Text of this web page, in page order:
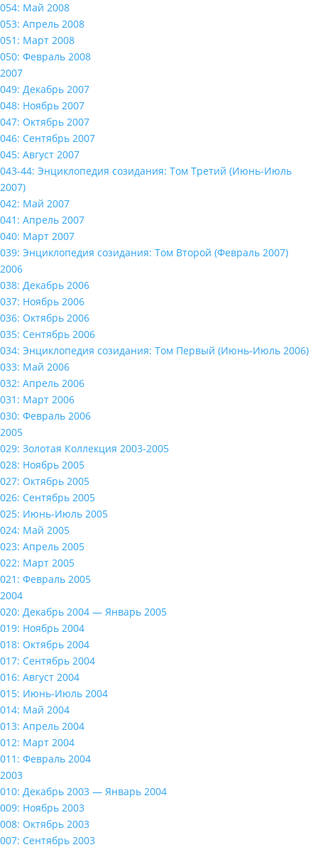
054: Май 2008
053: Апрель 2008
051: Март 2008
050: Февраль 2008
2007
049: Декабрь 2007
048: Ноябрь 2007
047: Октябрь 2007
046: Сентябрь 2007
045: Август 2007
043-44: Энциклопедия созидания: Том Третий (Июнь-Июль
2007)
042: Май 2007
041: Апрель 2007
040: Март 2007
039: Энциклопедия созидания: Том Второй (Февраль 2007)
2006
038: Декабрь 2006
037: Ноябрь 2006
036: Октябрь 2006
035: Сентябрь 2006
034: Энциклопедия созидания: Том Первый (Июнь-Июль 2006)
033: Май 2006
032: Апрель 2006
031: Март 2006
030: Февраль 2006
2005
029: Золотая Коллекция 2003-2005
028: Ноябрь 2005
027: Октябрь 2005
026: Сентябрь 2005
025: Июнь-Июль 2005
024: Май 2005
023: Апрель 2005
022: Март 2005
021: Февраль 2005
2004
020: Декабрь 2004 — Январь 2005
019: Ноябрь 2004
018: Октябрь 2004
017: Сентябрь 2004
016: Август 2004
015: Июнь-Июль 2004
014: Май 2004
013: Апрель 2004
012: Март 2004
011: Февраль 2004
2003
010: Декабрь 2003 — Январь 2004
009: Ноябрь 2003
008: Октябрь 2003
007: Сентябрь 2003